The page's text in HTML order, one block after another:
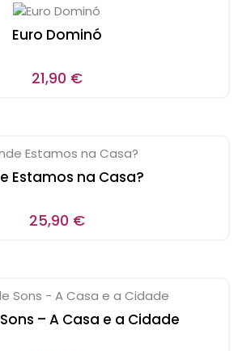
Euro Dominó
21,90 €
Estamos na Casa?
25,90 €
– A Casa e a Cidade